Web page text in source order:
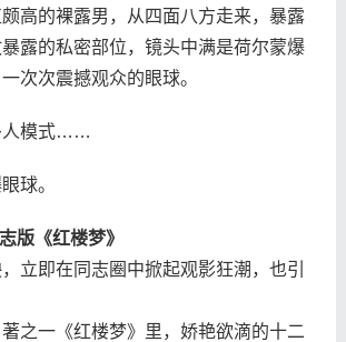
高的裸露男，从四面八方走来，暴露
露的私密部位，镜头中满是荷尔蒙爆
次次震撼观众的眼球。
人模式……
球。
版《红楼梦》
立即在同志圈中掀起观影狂潮，也引
之一《红楼梦》里，娇艳欲滴的十二